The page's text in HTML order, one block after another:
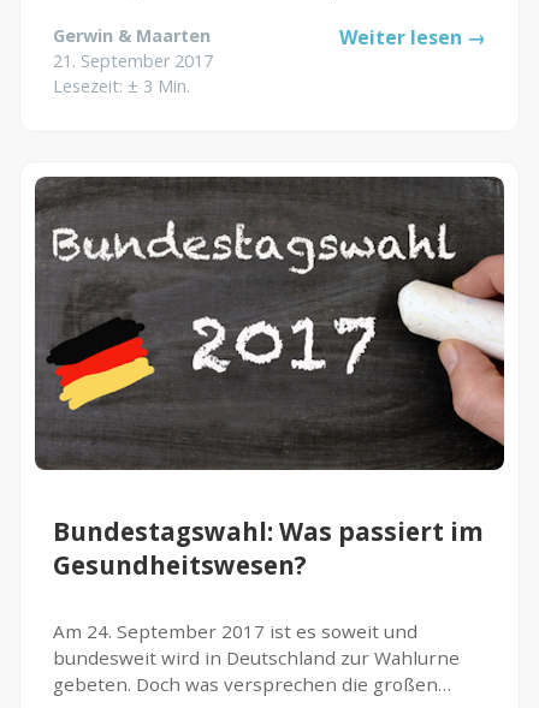
manchmal schwierig sein, die Zeit und das
Engagement zu finden, genau...
Gerwin & Maarten
21. September 2017
Lesezeit: ± 3 Min.
Weiter lesen →
Bundestagswahl: Was passiert im
Gesundheitswesen?
Am 24. September 2017 ist es soweit und
bundesweit wird in Deutschland zur Wahlurne
gebeten. Doch was versprechen die großen